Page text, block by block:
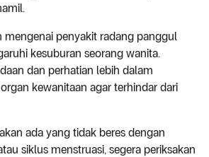
mengenai penyakit radang panggul
kesuburan seorang wanita.
dan perhatian lebih dalam
kewanitaan agar terhindar dari
ada yang tidak beres dengan
siklus menstruasi, segera periksakan